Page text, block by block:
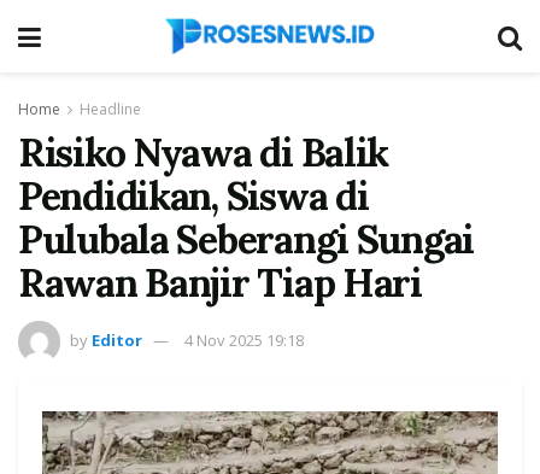
Home Headline
Risiko Nyawa di Balik
Pendidikan, Siswa di
Pulubala Seberangi Sungai
Rawan Banjir Tiap Hari
by Editor 4 Nov 2025 19:18